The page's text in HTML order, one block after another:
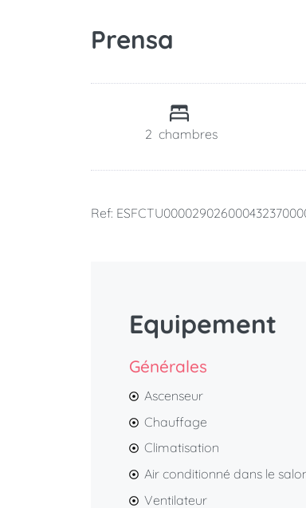
Prensa
2 chambres
Ref:
Equipement
Générales
Ascenseur
Chauffage
Climatisation
Air conditionné dans le
Ventilateur